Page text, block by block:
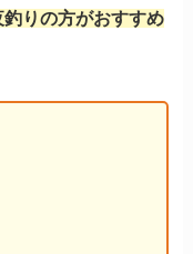
りの方がおすすめ